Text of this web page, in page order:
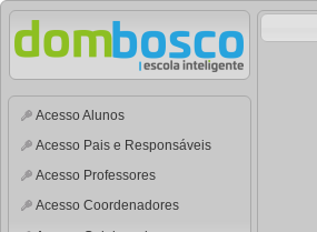
Acesso Alunos
Acesso Pais e Responsáveis
Acesso Professores
Acesso Coordenadores